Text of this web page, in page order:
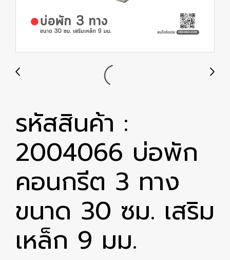
รหัสสินค้า :
2004066 บ่อพัก
คอนกรีต 3 ทาง
ขนาด 30 ซม. เสริม
เหล็ก 9 มม.